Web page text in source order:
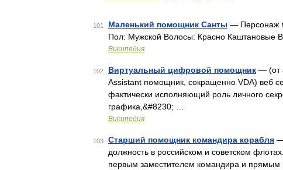
101 Маленький помощник Санты — Персонаж
Пол: Мужской Волосы: Красно Каштановые
Википедия
102 Виртуальный цифровой помощник — (от
Assistant помощник, сокращенно VDA) веб
фактически исполняющий роль личного
графика,&#8230; …
Википедия
103 Старший помощник командира корабля —
должность в российском и советском
первым заместителем командира и прямым